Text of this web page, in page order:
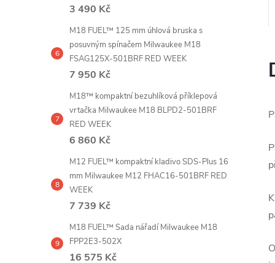
3 490 Kč
M18 FUEL™ 125 mm úhlová bruska s
posuvným spínačem Milwaukee M18
FSAG125X-501BRF RED WEEK
7 950 Kč
M18™ kompaktní bezuhlíková příklepová
vrtačka Milwaukee M18 BLPD2-501BRF
RED WEEK
6 860 Kč
M12 FUEL™ kompaktní kladivo SDS-Plus 16
mm Milwaukee M12 FHAC16-501BRF RED
WEEK
7 739 Kč
M18 FUEL™ Sada nářadí Milwaukee M18
FPP2E3-502X
16 575 Kč